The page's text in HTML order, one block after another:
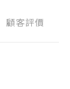
顧客評價